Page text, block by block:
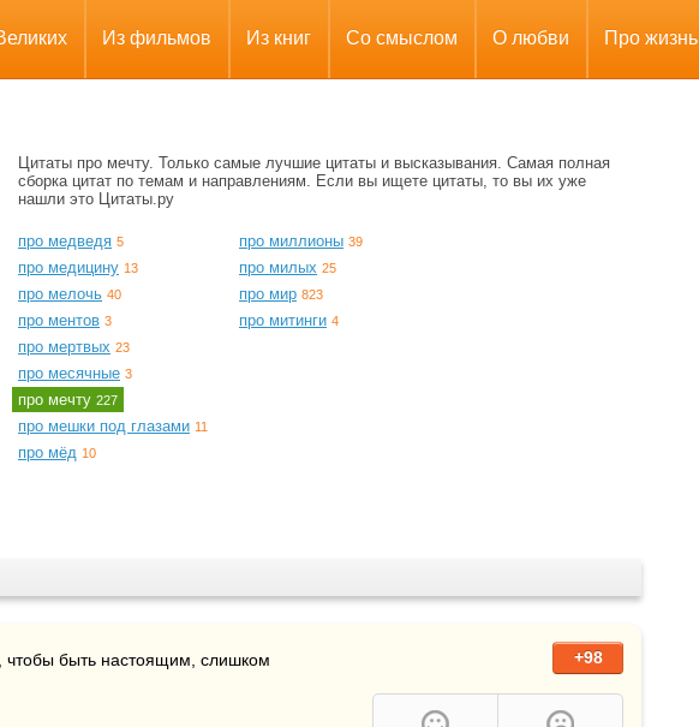
Из фильмов Из книг Со смыслом О любви Про жизнь
Цитаты про мечту. Только самые лучшие цитаты и высказывания. Самая полная
сборка цитат по темам и направлениям. Если вы ищете цитаты, то вы их уже
нашли это Цитаты.ру
про медведя 5
про медицину 13
про мелочь 40
про ментов 3
про мертвых 23
про месячные 3
про мечту 227
про мешки под глазами 11
про мёд 10
про миллионы 39
про милых 25
про мир 823
про митинги 4
+98
чтобы быть настоящим, слишком